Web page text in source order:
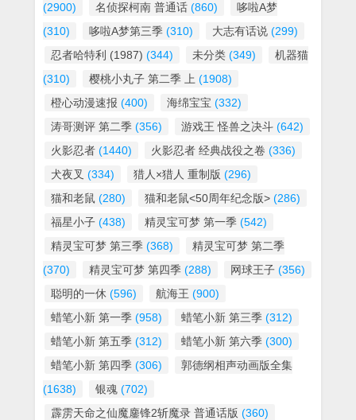
(2900)
名侦探柯南 普通话 (860)
哆啦A梦
(310)
哆啦A梦第三季 (310) 大志有话说 (299)
忍者哈特利 (1987) (344) 未分类 (349)
机器猫
(310)
樱桃小丸子 第二季 上 (1908)
橙心动漫速报 (400) 海绵宝宝 (332)
涛哥测评 第二季 (356) 游戏王 怪兽之决斗 (642)
火影忍者 (1440) 火影忍者 经典战役之卷 (336)
犬夜叉 (334) 猎人×猎人 重制版 (296)
猫和老鼠 (280) 猫和老鼠<50周年纪念版> (286)
福星小子 (438) 精灵宝可梦 第一季 (542)
精灵宝可梦 第三季 (368)
精灵宝可梦 第二季
(370)
精灵宝可梦 第四季 (288) 网球王子 (356)
聪明的一休 (596) 航海王 (900)
蜡笔小新 第一季 (958) 蜡笔小新 第三季 (312)
蜡笔小新 第五季 (312) 蜡笔小新 第六季 (300)
蜡笔小新 第四季 (306)
郭德纲相声动画版全集
(1638)
银魂 (702)
霹雳天命之仙魔鏖锋2斩魔录 普通话版 (360)